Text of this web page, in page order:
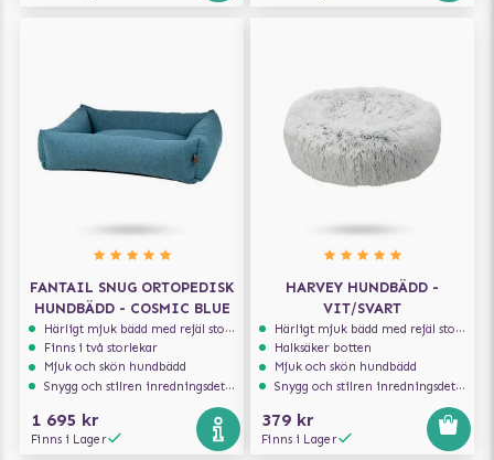
FANTAIL SNUG ORTOPEDISK
HUNDBÄDD - COSMIC BLUE
Härligt mjuk bädd med rejäl stoppning som håller formen
Finns i två storlekar
Mjuk och skön hundbädd
Snygg och stilren inredningsdetalj
1 695 kr
Finns i Lager
HARVEY HUNDBÄDD -
VIT/SVART
Härligt mjuk bädd med rejäl stoppning som håller formen
Halksäker botten
Mjuk och skön hundbädd
Snygg och stilren inredningsdetalj
379 kr
Finns i Lager